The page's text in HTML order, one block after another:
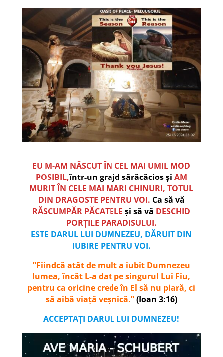
EU M-AM NĂSCUT ÎN CEL MAI UMIL MOD
POSIBIL,într-un grajd sărăcăcios și AM
MURIT ÎN CELE MAI MARI CHINURI, TOTUL
DIN DRAGOSTE PENTRU VOI. Ca să vă
RĂSCUMPĂR PĂCATELEși să vă DESCHID
PORȚILE PARADISULUI.
ESTE DARUL LUI DUMNEZEU, DĂRUIT DIN
IUBIRE PENTRU VOI.
”Fiindcă atât de mult a iubit Dumnezeu
lumea, încât L-a dat pe singurul Lui Fiu,
pentru ca oricine crede în El să nu piară, ci
să aibă viață veșnică.”(Ioan 3:16)
ACCEPTAȚI DARUL LUI DUMNEZEU!